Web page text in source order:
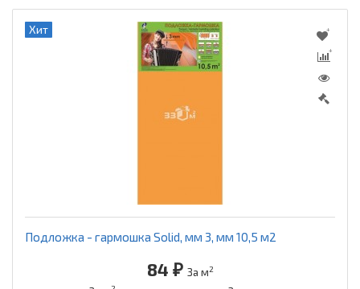
Хит
Подложка - гармошка Solid, мм 3, мм 10,5 м2
84 ₽ За м2